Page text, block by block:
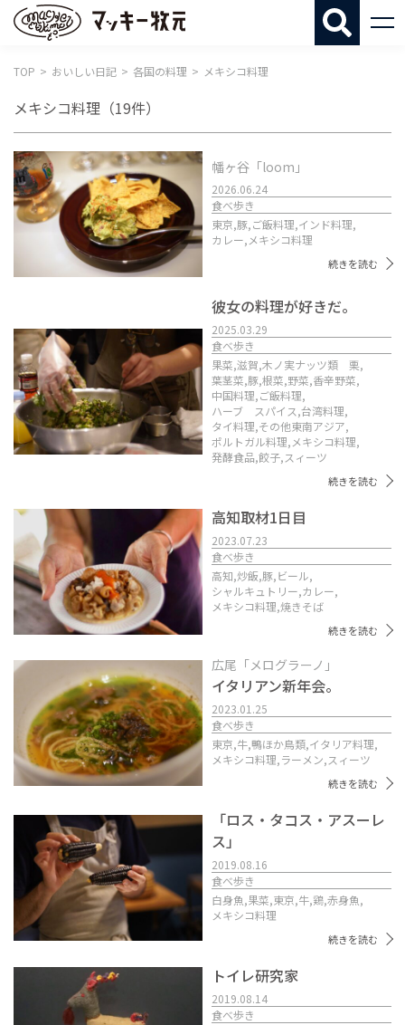
TOP おいしい日記 各国の料理 メキシコ料理
メキシコ料理 （19件）
幡ヶ谷「loom」
2026.06.24
食べ歩き
東京,豚,ご飯料理,インド料理,
カレー, メキシコ料理
続きを読む
彼女の料理が好きだ。
2025.03.29
食べ歩き
果菜,滋賀,木ノ実ナッツ類 栗,
葉茎菜,豚,根菜,野菜,香辛野菜,
中国料理,ご飯料理,
ハーブ スパイス,台湾料理,
タイ料理,その他東南アジア,
ポルトガル料理, メキシコ料理,
発酵食品,餃子,スィーツ
続きを読む
高知取材1日目
2023.07.23
食べ歩き
高知,炒飯,豚,ビール,
シャルキュトリー,カレー,
メキシコ料理,焼きそば
続きを読む
広尾「メログラーノ」
イタリアン新年会。
2023.01.25
食べ歩き
東京,牛,鴨ほか鳥類,イタリア料理,
メキシコ料理,ラーメン,スィーツ
続きを読む
「ロス・タコス・アスーレ
ス」
2019.08.16
食べ歩き
白身魚,果菜,東京,牛,鶏,赤身魚,
メキシコ料理
続きを読む
トイレ研究家
2019.08.14
食べ歩き